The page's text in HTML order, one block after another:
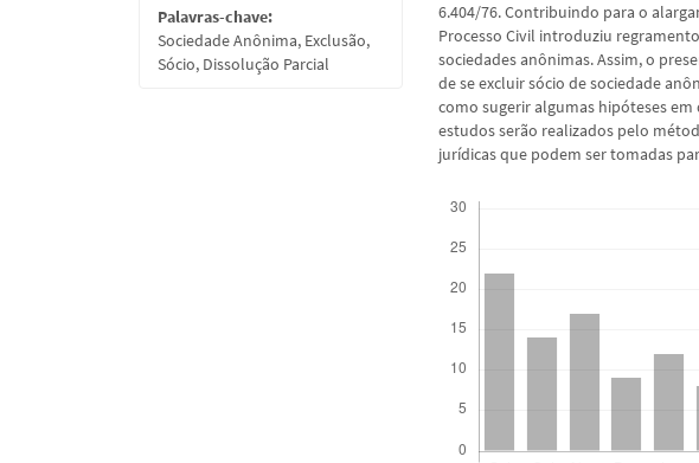
Palavras-chave:
Sociedade Anônima, Exclusão,
Sócio, Dissolução Parcial
6.404/76. Contribuindo para o
Processo Civil introduziu
sociedades anônimas. Assim, o
de se excluir sócio de sociedade
como sugerir algumas hipóteses
estudos serão realizados pelo
jurídicas que podem ser tomadas